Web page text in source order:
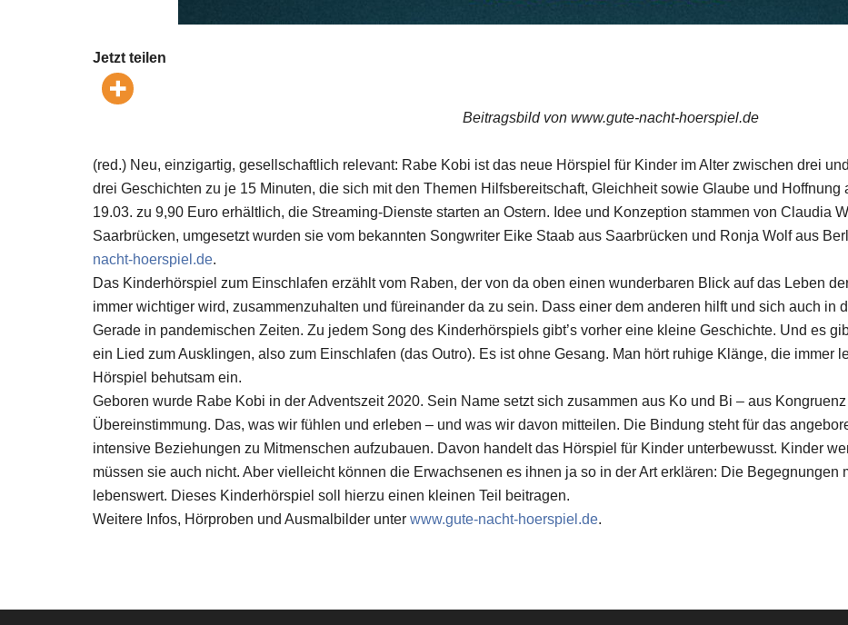
Jetzt teilen
Beitragsbild von www.gute-nacht-hoerspiel.de
(red.) Neu, einzigartig, gesellschaftlich relevant: Rabe Kobi ist das neue Hörspiel für Kinder im Alter zwischen drei
drei Geschichten zu je 15 Minuten, die sich mit den Themen Hilfsbereitschaft, Gleichheit sowie Glaube und
19.03. zu 9,90 Euro erhältlich, die Streaming-Dienste starten an Ostern. Idee und Konzeption stammen von Claudia
Saarbrücken, umgesetzt wurden sie vom bekannten Songwriter Eike Staab aus Saarbrücken und Ronja Wolf aus
nacht-hoerspiel.de.
Das Kinderhörspiel zum Einschlafen erzählt vom Raben, der von da oben einen wunderbaren Blick auf das Leben
immer wichtiger wird, zusammenzuhalten und füreinander da zu sein. Dass einer dem anderen hilft und sich auch in
Gerade in pandemischen Zeiten. Zu jedem Song des Kinderhörspiels gibt’s vorher eine kleine Geschichte. Und es
ein Lied zum Ausklingen, also zum Einschlafen (das Outro). Es ist ohne Gesang. Man hört ruhige Klänge, die immer
Hörspiel behutsam ein.
Geboren wurde Rabe Kobi in der Adventszeit 2020. Sein Name setzt sich zusammen aus Ko und Bi – aus
Übereinstimmung. Das, was wir fühlen und erleben – und was wir davon mitteilen. Die Bindung steht für das
intensive Beziehungen zu Mitmenschen aufzubauen. Davon handelt das Hörspiel für Kinder unterbewusst. Kinder
müssen sie auch nicht. Aber vielleicht können die Erwachsenen es ihnen ja so in der Art erklären: Die Begegnungen
lebenswert. Dieses Kinderhörspiel soll hierzu einen kleinen Teil beitragen.
Weitere Infos, Hörproben und Ausmalbilder unter www.gute-nacht-hoerspiel.de.